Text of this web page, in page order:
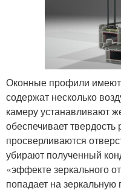
Оконные профили имеют
содержат несколько
камеру устанавливают
обеспечивает
просверливаются
убирают полученный
«эффекте зеркального
попадает на зеркальную